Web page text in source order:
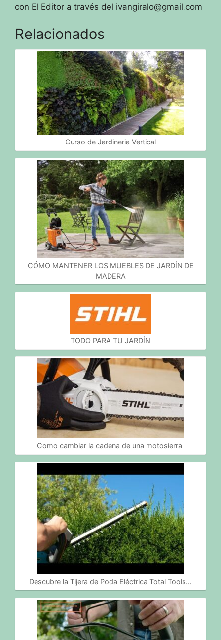
con El Editor a través del ivangiralo@gmail.com
Relacionados
Curso de Jardineria Vertical
CÓMO MANTENER LOS MUEBLES DE JARDÍN DE
MADERA
TODO PARA TU JARDÍN
Como cambiar la cadena de una motosierra
Descubre la Tijera de Poda Eléctrica Total Tools…